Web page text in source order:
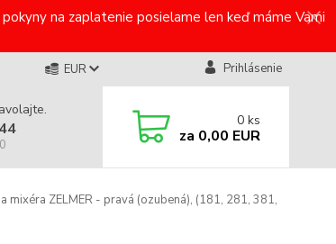
na zaplatenie posielame len keď máme Vami
EUR Prihlásenie
0 ks
za 0,00 EUR
mixéra ZELMER - pravá (ozubená), (181, 281, 381,